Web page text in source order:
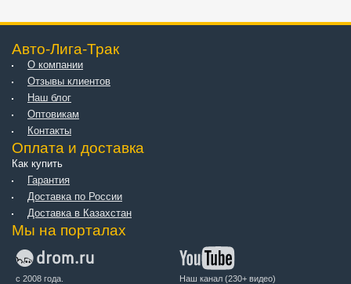
Авто-Лига-Трак
О компании
Отзывы клиентов
Наш блог
Оптовикам
Контакты
Оплата и доставка
Как купить
Гарантия
Доставка по России
Доставка в Казахстан
Мы на порталах
с 2008 года. Наш канал (230+ видео)